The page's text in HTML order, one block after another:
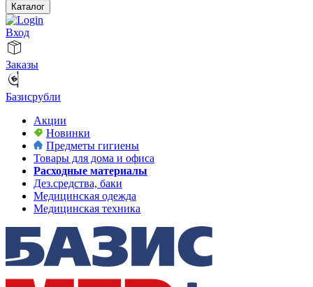
Каталог
Вход
Заказы
Базисрубли
Акции
Новинки
Предметы гигиены
Товары для дома и офиса
Расходные материалы
Дез.средства, баки
Медицинская одежда
Медицинская техника